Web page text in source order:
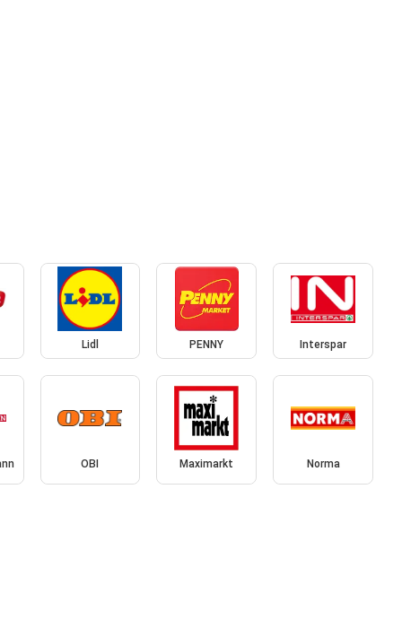
Lidl PENNY Interspar
OBI Maximarkt Norma